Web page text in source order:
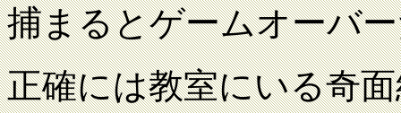
捕まるとゲームオーバ
正確には教室にいる奇